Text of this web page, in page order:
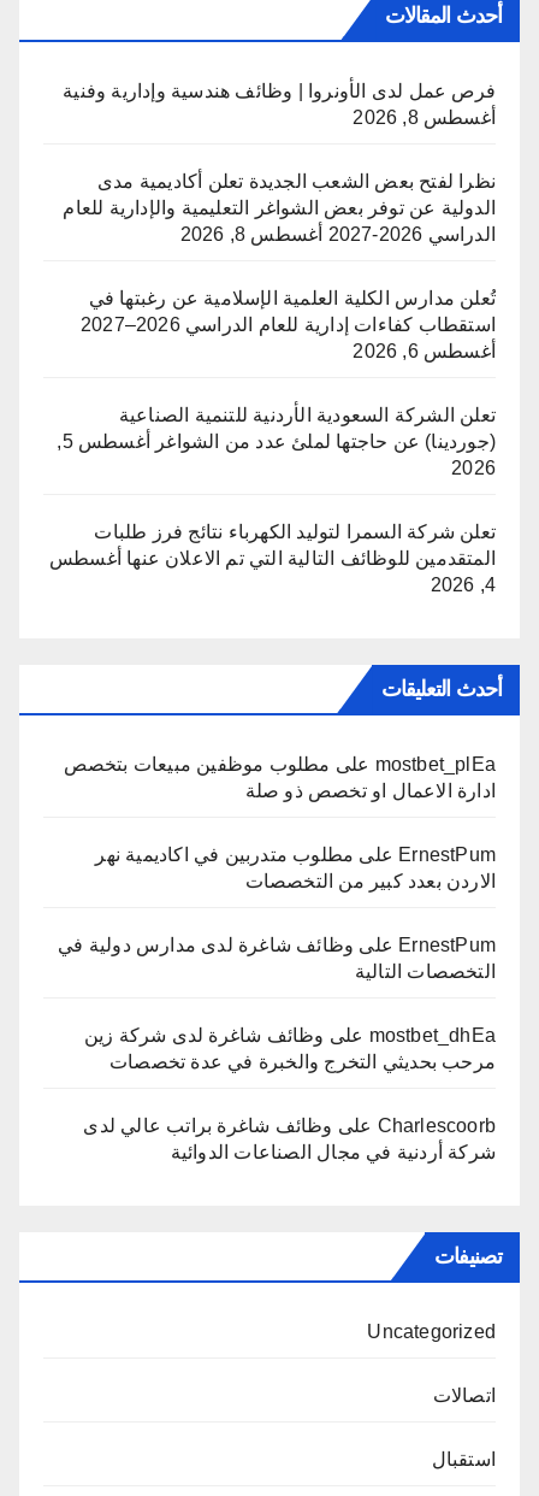
أحدث المقالات
فرص عمل لدى الأونروا | وظائف هندسية وإدارية وفنية
أغسطس 8, 2026
نظرا لفتح بعض الشعب الجديدة تعلن أكاديمية مدى
الدولية عن توفر بعض الشواغر التعليمية والإدارية للعام
الدراسي 2026-2027
أغسطس 8, 2026
تُعلن مدارس الكلية العلمية الإسلامية عن رغبتها في
استقطاب كفاءات إدارية للعام الدراسي 2026–2027
أغسطس 6, 2026
تعلن الشركة السعودية الأردنية للتنمية الصناعية
(جوردينا) عن حاجتها لملئ عدد من الشواغر
أغسطس 5,
2026
تعلن شركة السمرا لتوليد الكهرباء نتائج فرز طلبات
المتقدمين للوظائف التالية التي تم الاعلان عنها أغسطس
4, 2026
أحدث التعليقات
mostbet_plEa على مطلوب موظفين مبيعات بتخصص
ادارة الاعمال او تخصص ذو صلة
ErnestPum على مطلوب متدربين في اكاديمية نهر
الاردن بعدد كبير من التخصصات
ErnestPum على وظائف شاغرة لدى مدارس دولية في
التخصصات التالية
mostbet_dhEa على وظائف شاغرة لدى شركة زين
مرحب بحديثي التخرج والخبرة في عدة تخصصات
Charlescoorb على وظائف شاغرة براتب عالي لدى
شركة أردنية في مجال الصناعات الدوائية
تصنيفات
Uncategorized
اتصالات
استقبال